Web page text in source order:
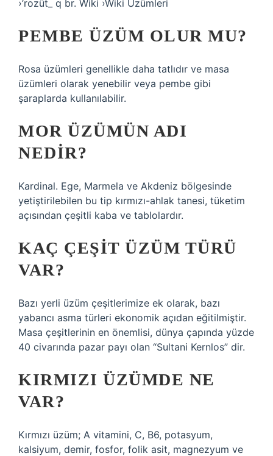
›’rozüt_ q br. Wiki ›Wiki Üzümleri
PEMBE ÜZÜM OLUR MU?
Rosa üzümleri genellikle daha tatlıdır ve masa
üzümleri olarak yenebilir veya pembe gibi
şaraplarda kullanılabilir.
MOR ÜZÜMÜN ADI
NEDIR?
Kardinal. Ege, Marmela ve Akdeniz bölgesinde
yetiştirilebilen bu tip kırmızı-ahlak tanesi, tüketim
açısından çeşitli kaba ve tablolardır.
KAÇ ÇEŞIT ÜZÜM TÜRÜ
VAR?
Bazı yerli üzüm çeşitlerimize ek olarak, bazı
yabancı asma türleri ekonomik açıdan eğitilmiştir.
Masa çeşitlerinin en önemlisi, dünya çapında yüzde
40 civarında pazar payı olan “Sultani Kernlos” dir.
KIRMIZI ÜZÜMDE NE
VAR?
Kırmızı üzüm; A vitamini, C, B6, potasyum,
kalsiyum, demir, fosfor, folik asit, magnezyum ve